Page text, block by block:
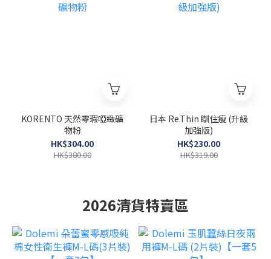
KORENTO 天然零瑕啞緻礦
物粉
HK$304.00
HK$380.00
日本 Re.Thin 瞓住瘦 (升級
加強版)
HK$230.00
HK$319.00
2026清貨特賣區